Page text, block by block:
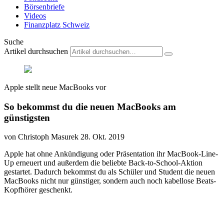
Börsenbriefe
Videos
Finanzplatz Schweiz
Suche
Artikel durchsuchen
Apple stellt neue MacBooks vor
So bekommst du die neuen MacBooks am
günstigsten
von Christoph Masurek 28. Okt. 2019
Apple hat ohne Ankündigung oder Präsentation ihr MacBook-Line-
Up erneuert und außerdem die beliebte Back-to-School-Aktion
gestartet. Dadurch bekommst du als Schüler und Student die neuen
MacBooks nicht nur günstiger, sondern auch noch kabellose Beats-
Kopfhörer geschenkt.